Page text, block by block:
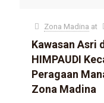
Zona Madina at
Kawasan Asri
HIMPAUDI
Peragaan
Zona Madina